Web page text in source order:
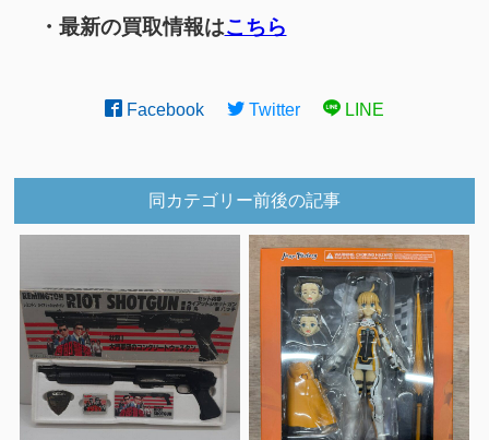
・最新の買取情報はこちら
Facebook Twitter LINE
同カテゴリー前後の記事